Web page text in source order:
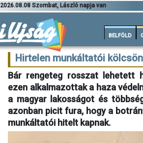
2026.08.08 Szombat, László napja van
BELFÖLD
Hirtelen munkáltatói
Bár rengeteg rosszat lehetett
ezen alkalmazottak a haza
a magyar lakosságot és
azonban picit fura, hogy a
munkáltatói hitelt kapnak.